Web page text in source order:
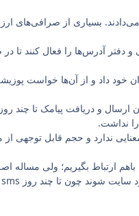
بسیاری از صرافی‌های ارز
خود خواست شناسایی دوعاملی و دفتر آدرس‌ها را
خود داد و از آن‌ها خواست
ارسال و دریافت پیامک تا چند
نداشت.
ندارد و حجم قابل توجهی از
ارتباط بگیریم؛ ولی مساله